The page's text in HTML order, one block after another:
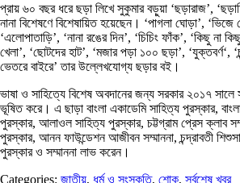
প্রায় ৬০ বছর ধরে ছড়া লিখে সুকুমার বড়ুয়া ‘ছড়ারাজ’,
নানা বিশেষণে বিশেষায়িত হয়েছেন। ‘পাগলা ঘোড়া’, ‘ভিজে
‘এলোপাতাড়ি’, ‘নানা রঙের দিন’, ‘চিচিং ফাঁক’, ‘কিছু না
খেলা’, ‘ছোটদের হাট’, ‘মজার পড়া ১০০ ছড়া’, ‘যুক্তবর্ণ‘,
ভেতরে বাইরে’ তার উল্লেখযোগ্য ছড়ার বই।
ভাষা ও সাহিত্যে বিশেষ অবদানের জন্য সরকার ২০১৭
ভূষিত করে। এ ছাড়া বাংলা একাডেমি সাহিত্য পুরস্কার,
পুরস্কার, আলাওল সাহিত্য পুরস্কার, চট্টগ্রাম প্রেস ক্লাব
পুরস্কার, আনন ফাউন্ডেশন আজীবন সম্মাননা, চন্দ্রাবতী
পুরস্কার ও সম্মাননা লাভ করেন।
Categories: জাতীয়, ধর্ম ও সংস্কৃতি, শোক, সর্বশেষ খবর